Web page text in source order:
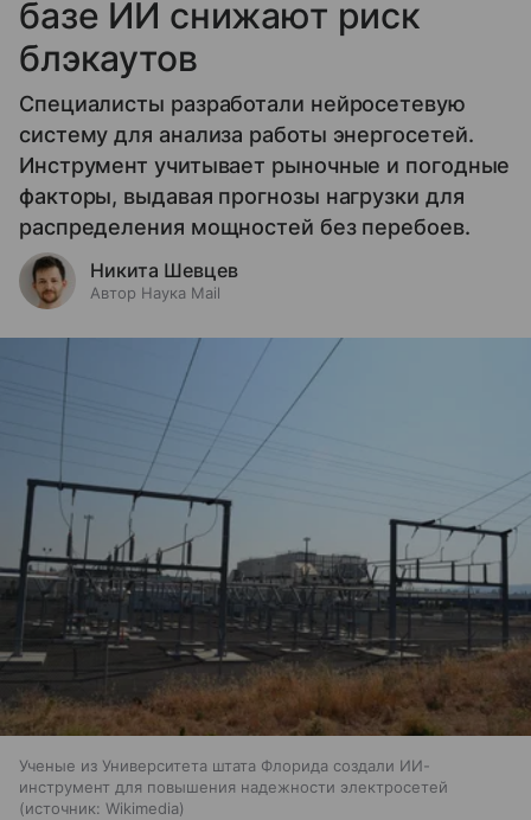
базе ИИ снижают риск
блэкаутов
Специалисты разработали нейросетевую
систему для анализа работы энергосетей.
Инструмент учитывает рыночные и погодные
факторы, выдавая прогнозы нагрузки для
распределения мощностей без перебоев.
Никита Шевцев
Автор Наука Mail
Ученые из Университета штата Флорида создали ИИ-
инструмент для повышения надежности электросетей
источник: Wikimedia